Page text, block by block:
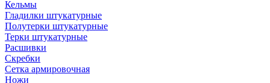
Кельмы
Гладилки штукатурные
Полутерки штукатурные
Терки штукатурные
Расшивки
Скребки
Сетка армировочная
Ножи